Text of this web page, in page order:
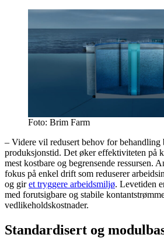
Foto: Brim Farm
– Videre vil redusert behov for behandling
produksjonstid. Det øker effektiviteten på
mest kostbare og begrensende ressursen.
fokus på enkel drift som reduserer
og giret tryggere arbeidsmiljø. Levetiden
med forutsigbare og stabile
vedlikeholdskostnader.
Standardisert og